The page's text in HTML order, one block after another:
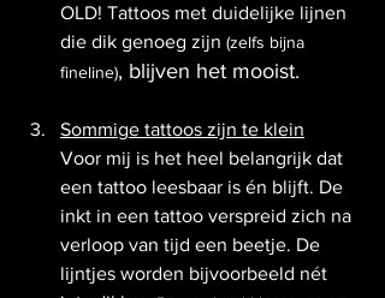
OLD! Tattoos met duidelijke lijnen
die dik genoeg zijn (zelfs bijna
fineline), blijven het mooist.
Sommige tattoos zijn te klein
Voor mij is het heel belangrijk dat
een tattoo leesbaar is én blijft. De
inkt in een tattoo verspreid zich na
verloop van tijd een beetje. De
lijntjes worden bijvoorbeeld nét